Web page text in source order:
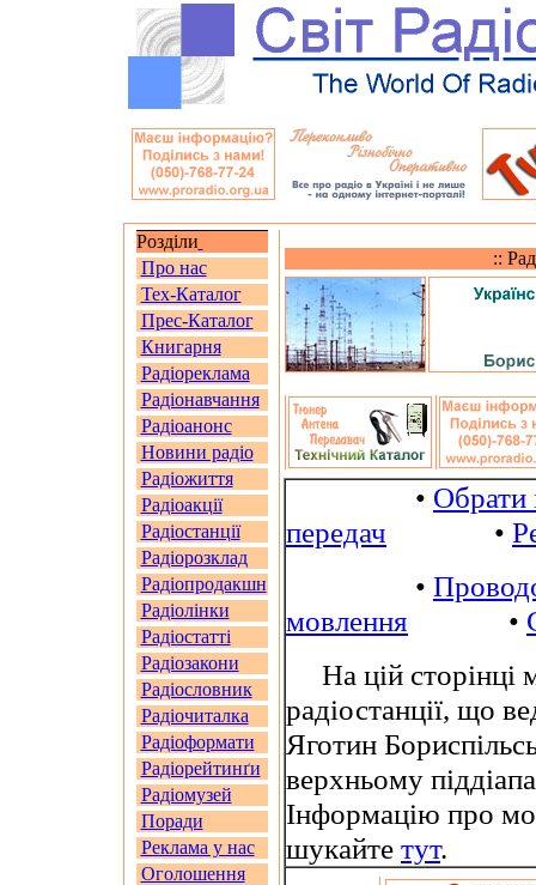
Розділи
Про нас
Тех-Каталог
Прес-Каталог
Книгарня
Радіореклама
Радіонавчання
Радіоанонс
Новини радіо
Радіожиття
Радіоакції
Радіостанції
Радіорозклад
Радіопродакшн
Радіолінки
Радіостатті
Радіозакони
Радіословник
Радіочиталка
Радіоформати
Радіорейтинґи
Радіомузей
Поради
Реклама у нас
Оголошення
::
• Обрати
передач •
•
мовлення •
На цій сторінці
радіостанції, що
Яготин
верхньому
Інформацію про
шукайте тут.